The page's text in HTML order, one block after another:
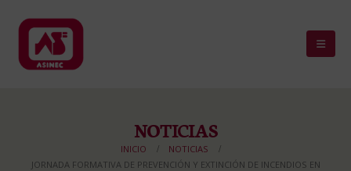
NOTICIAS
INICIO
NOTICIAS
JORNADA FORMATIVA DE PREVENCIÓN Y EXTINCIÓN DE INCENDIOS EN